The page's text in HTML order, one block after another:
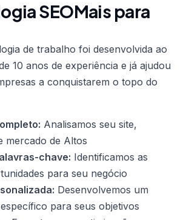
SEOMais para
de trabalho foi desenvolvida ao
10 anos de experiência e já ajudou
a conquistarem o topo do
Analisamos seu site,
mercado de Altos
chave: Identificamos as
para seu negócio
Desenvolvemos um
para seus objetivos